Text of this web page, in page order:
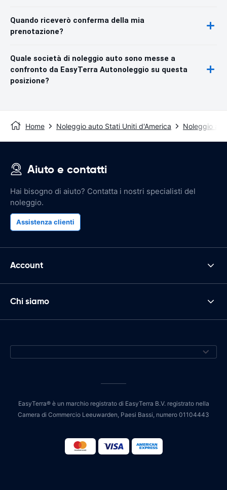
Quando riceverò conferma della mia
prenotazione?
Quale società di noleggio auto sono messe a
confronto da EasyTerra Autonoleggio su questa
posizione?
Home Noleggio auto Stati Uniti d'America Noleggio
Aiuto e contatti
Hai bisogno di aiuto? Contatta i nostri specialisti del
noleggio.
Assistenza clienti
Account
Chi siamo
EasyTerra® è un marchio registrato di EasyTerra B.V. registrato nella
Camera di Commercio Leeuwarden, Paesi Bassi, numero 01104443